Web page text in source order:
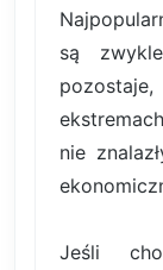
są
nie
Jeśli